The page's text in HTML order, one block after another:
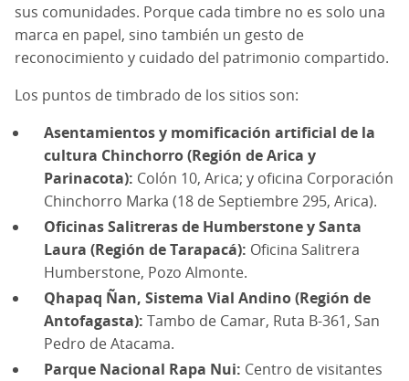
sus comunidades. Porque cada timbre no es solo una
marca en papel, sino también un gesto de
reconocimiento y cuidado del patrimonio compartido.
Los puntos de timbrado de los sitios son:
Asentamientos y momificación artificial de la
cultura Chinchorro (Región de Arica y
Parinacota): Colón 10, Arica; y oficina Corporación
Chinchorro Marka (18 de Septiembre 295, Arica).
Oficinas Salitreras de Humberstone y Santa
Laura (Región de Tarapacá): Oficina Salitrera
Humberstone, Pozo Almonte.
Qhapaq Ñan, Sistema Vial Andino (Región de
Antofagasta): Tambo de Camar, Ruta B-361, San
Pedro de Atacama.
Parque Nacional Rapa Nui: Centro de visitantes